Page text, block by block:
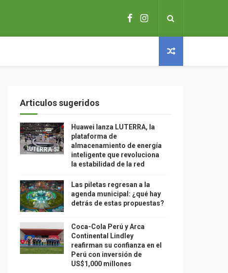
Articulos sugeridos
Huawei lanza LUTERRA, la
plataforma de
almacenamiento de energía
inteligente que revoluciona
la estabilidad de la red
Las piletas regresan a la
agenda municipal: ¿qué hay
detrás de estas propuestas?
Coca-Cola Perú y Arca
Continental Lindley
reafirman su confianza en el
Perú con inversión de
US$1,000 millones